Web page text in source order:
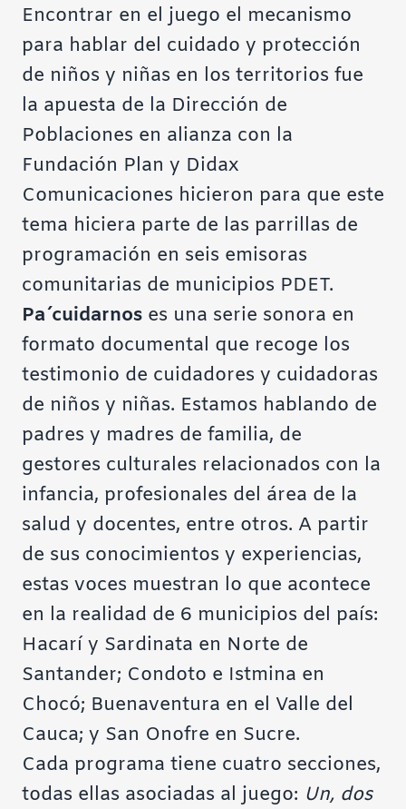
Encontrar en el juego el mecanismo
para hablar del cuidado y protección
de niños y niñas en los territorios fue
la apuesta de la Dirección de
Poblaciones en alianza con la
Fundación Plan y Didax
Comunicaciones hicieron para que este
tema hiciera parte de las parrillas de
programación en seis emisoras
comunitarias de municipios PDET.
Pa´cuidarnos es una serie sonora en
formato documental que recoge los
testimonio de cuidadores y cuidadoras
de niños y niñas. Estamos hablando de
padres y madres de familia, de
gestores culturales relacionados con la
infancia, profesionales del área de la
salud y docentes, entre otros. A partir
de sus conocimientos y experiencias,
estas voces muestran lo que acontece
en la realidad de 6 municipios del país:
Hacarí y Sardinata en Norte de
Santander; Condoto e Istmina en
Chocó; Buenaventura en el Valle del
Cauca; y San Onofre en Sucre.
Cada programa tiene cuatro secciones,
todas ellas asociadas al juego: Un, dos